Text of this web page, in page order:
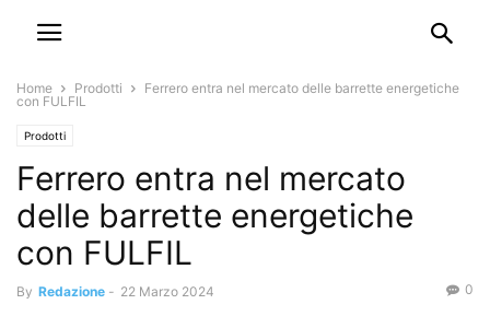
Home Prodotti
Ferrero entra nel mercato delle barrette energetiche
con FULFIL
Prodotti
Ferrero entra nel mercato
delle barrette energetiche
con FULFIL
By Redazione - 22 Marzo 2024 0